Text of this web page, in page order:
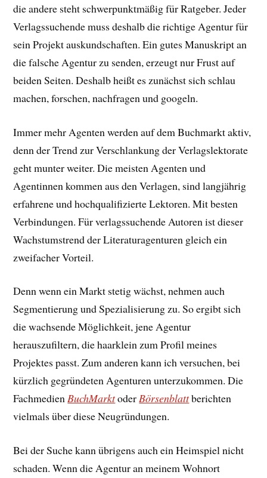
die andere steht schwerpunktmäßig für Ratgeber. Jeder
Verlagssuchende muss deshalb die richtige Agentur für
sein Projekt auskundschaften. Ein gutes Manuskript an
die falsche Agentur zu senden, erzeugt nur Frust auf
beiden Seiten. Deshalb heißt es zunächst sich schlau
machen, forschen, nachfragen und googeln.
Immer mehr Agenten werden auf dem Buchmarkt aktiv,
denn der Trend zur Verschlankung der Verlagslektorate
geht munter weiter. Die meisten Agenten und
Agentinnen kommen aus den Verlagen, sind langjährig
erfahrene und hochqualifizierte Lektoren. Mit besten
Verbindungen. Für verlagssuchende Autoren ist dieser
Wachstumstrend der Literaturagenturen gleich ein
zweifacher Vorteil.
Denn wenn ein Markt stetig wächst, nehmen auch
Segmentierung und Spezialisierung zu. So ergibt sich
die wachsende Möglichkeit, jene Agentur
herauszufiltern, die haarklein zum Profil meines
Projektes passt. Zum anderen kann ich versuchen, bei
kürzlich gegründeten Agenturen unterzukommen. Die
FachmedienBuchMarktoderBörsenblattberichten
vielmals über diese Neugründungen.
Bei der Suche kann übrigens auch ein Heimspiel nicht
schaden. Wenn die Agentur an meinem Wohnort